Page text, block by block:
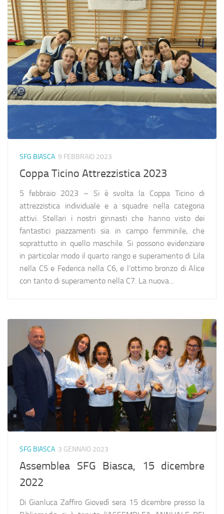
SFG BIASCA 9 FEBBRAIO 2023
Coppa Ticino Attrezzistica 2023
5 febbraio 2023 – Si è svolta la Coppa Ticino di
attrezzistica individuale e a squadre nella categoria
attivi. Stellari i nostri ginnasti che hanno visto dei
fantastici piazzamenti sia in campo femminile, che
soprattutto in quello maschile. Si possono evidenziare
in particolar modo il quarto rango e superamento di Lila
nella C5 e Federica nella C6, e l’ottimo bronzo di Alice
con tanto di superamento nella C7. La nuova...
SFG BIASCA 3 GENNAIO 2023
Assemblea SFG Biasca, 15 dicembre
2022
Di Gianluca Zaffiro Giovedì sera 15 dicembre presso la